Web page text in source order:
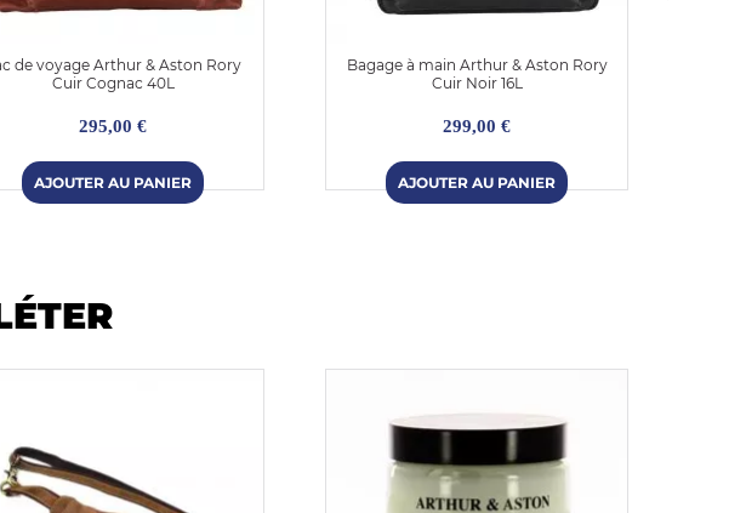
de voyage Arthur & Aston Rory
Cuir Cognac 40L
295,00 €
Bagage à main Arthur & Aston Rory
Cuir Noir 16L
299,00 €